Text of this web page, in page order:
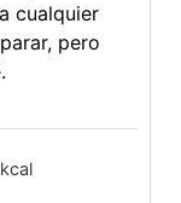
cualquier
pero
kcal